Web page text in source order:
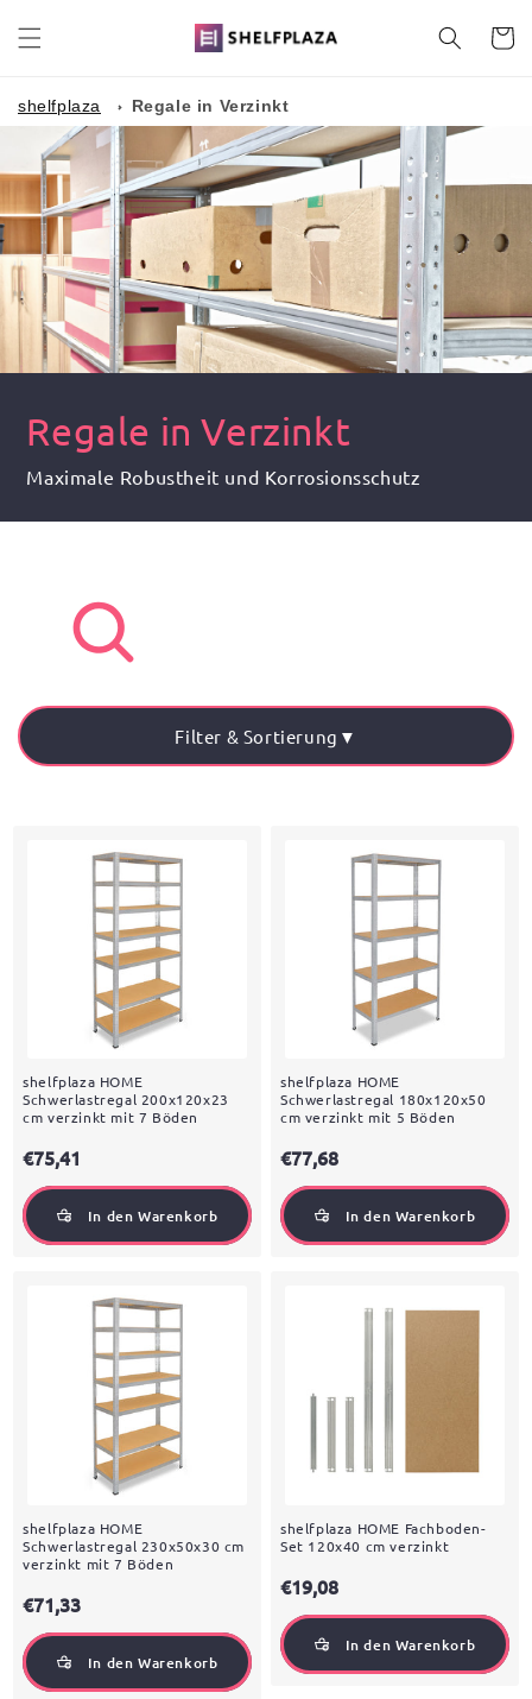
zum
Inhalt
shelfplaza Regale in Verzinkt
Regale in Verzinkt
Maximale Robustheit und Korrosionsschutz
Filter & Sortierung ▼
shelfplaza HOME
Schwerlastregal 200x120x23
cm verzinkt mit 7 Böden
€75,41
In den Warenkorb
shelfplaza HOME
Schwerlastregal 180x120x50
cm verzinkt mit 5 Böden
€77,68
In den Warenkorb
shelfplaza HOME
Schwerlastregal 230x50x30 cm
verzinkt mit 7 Böden
€71,33
In den Warenkorb
shelfplaza HOME Fachboden-
Set 120x40 cm verzinkt
€19,08
In den Warenkorb